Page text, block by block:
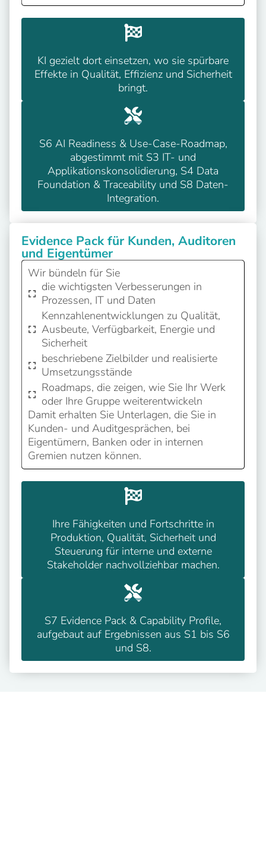
KI gezielt dort einsetzen, wo sie spürbare
Effekte in Qualität, Effizienz und Sicherheit
bringt.
S6 AI Readiness & Use-Case-Roadmap,
abgestimmt mit S3 IT- und
Applikationskonsolidierung, S4 Data
Foundation & Traceability und S8 Daten-
Integration.
Evidence Pack für Kunden, Auditoren
und Eigentümer
Wir bündeln für Sie
die wichtigsten Verbesserungen in
Prozessen, IT und Daten
Kennzahlenentwicklungen zu Qualität,
Ausbeute, Verfügbarkeit, Energie und
Sicherheit
beschriebene Zielbilder und realisierte
Umsetzungsstände
Roadmaps, die zeigen, wie Sie Ihr Werk
oder Ihre Gruppe weiterentwickeln
Damit erhalten Sie Unterlagen, die Sie in
Kunden- und Auditgesprächen, bei
Eigentümern, Banken oder in internen
Gremien nutzen können.
Ihre Fähigkeiten und Fortschritte in
Produktion, Qualität, Sicherheit und
Steuerung für interne und externe
Stakeholder nachvollziehbar machen.
S7 Evidence Pack & Capability Profile,
aufgebaut auf Ergebnissen aus S1 bis S6
und S8.